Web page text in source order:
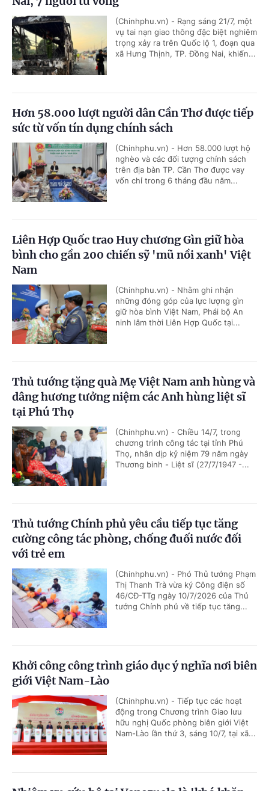
(Chinhphu.vn) - Rạng sáng 21/7, một
vụ tai nạn giao thông đặc biệt nghiêm
trọng xảy ra trên Quốc lộ 1, đoạn qua
xã Hưng Thịnh, TP. Đồng Nai, khiến...
Hơn 58.000 lượt người dân Cần Thơ được tiếp
sức từ vốn tín dụng chính sách
(Chinhphu.vn) - Hơn 58.000 lượt hộ
nghèo và các đối tượng chính sách
trên địa bàn TP. Cần Thơ được vay
vốn chỉ trong 6 tháng đầu năm...
Liên Hợp Quốc trao Huy chương Gìn giữ hòa
bình cho gần 200 chiến sỹ 'mũ nồi xanh' Việt
Nam
(Chinhphu.vn) - Nhằm ghi nhận
những đóng góp của lực lượng gìn
giữ hòa bình Việt Nam, Phái bộ An
ninh lâm thời Liên Hợp Quốc tại...
Thủ tướng tặng quà Mẹ Việt Nam anh hùng và
dâng hương tưởng niệm các Anh hùng liệt sĩ
tại Phú Thọ
(Chinhphu.vn) - Chiều 14/7, trong
chương trình công tác tại tỉnh Phú
Thọ, nhân dịp kỷ niệm 79 năm ngày
Thương binh - Liệt sĩ (27/7/1947 -...
Thủ tướng Chính phủ yêu cầu tiếp tục tăng
cường công tác phòng, chống đuối nước đối
với trẻ em
(Chinhphu.vn) - Phó Thủ tướng Phạm
Thị Thanh Trà vừa ký Công điện số
46/CĐ-TTg ngày 10/7/2026 của Thủ
tướng Chính phủ về tiếp tục tăng...
Khởi công công trình giáo dục ý nghĩa nơi biên
giới Việt Nam-Lào
(Chinhphu.vn) - Tiếp tục các hoạt
động trong Chương trình Giao lưu
hữu nghị Quốc phòng biên giới Việt
Nam-Lào lần thứ 3, sáng 10/7, tại xã...